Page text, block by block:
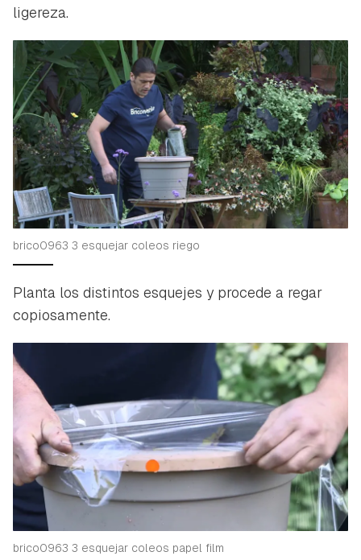
Guardar como favorito
Para poder guardar como favorito, primero has de
iniciar sesión con tu cuenta de Hogarmanía.
ligereza.
brico0963 3 esquejar coleos riego
Planta los distintos esquejes y procede a regar
copiosamente.
brico0963 3 esquejar coleos papel film
Contenido enviado
Gracias por suscribirte a nuestro boletín.
ACEPTAR